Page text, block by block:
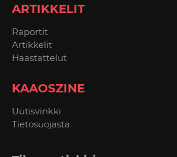
ARTIKKELIT
Raportit
Artikkelit
Haastattelut
KAAOSZINE
Uutisvinkki
Tietosuojasta